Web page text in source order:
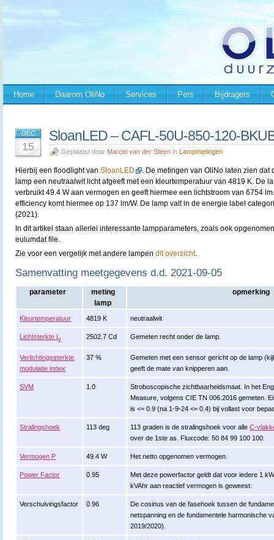
Home Daarom OliNo Services Pers Bijdragers
DEC
15
SloanLED – CAFL-50U-850-120-
Geplaatst door Marcel van der Steen in Lampmetingen
Hierbij een floodlight van SloanLED
. De metingen van OliNo laten zien dat
lamp een neutraalwit licht afgeeft met een kleurtemperatuur van 4819 K. De
verbruikt 49.4 W aan vermogen en geeft hiermee een lichtstroom van 6754
efficiency komt hiermee op 137 lm/W. De lamp valt in de energie label
(2021).
In dit artikel staan allerlei interessante lampparameters, zoals ook
eulumdat file.
Zie voor een vergelijk met andere lampen dit overzicht.
Samenvatting meetgegevens d.d. 2021-09-05
parameter
meting
lamp
opmerking
Kleurtemperatuur 4819 K neutraalwit
Lichtsterkte Iv 2502.7 Cd Gemeten recht onder de lamp.
Verlichtingssterkte
modulatie index
37 %
Gemeten met een sensor gericht op de lamp
geeft de mate van knipperen aan.
SVM 1.0
Stroboscopische zichtbaarheidsmaat. In het
Measure, volgens CIE TN 006:2016 gemeten.
is <= 0.9 (na 1-9-24 <= 0.4) bij vollast voor
Stralingshoek 113 deg 113 graden is de stralingshoek voor alleC-
over de 1ste as. Fluxcode: 50 84 99 100 100.
Vermogen P 49.4 W Het netto opgenomen vermogen.
Power Factor 0.95
Met deze powerfactor geldt dat voor iedere 1
kVAhr aan reactief vermogen is geweest.
Verschuivingsfactor 0.96
De cosinus van de fasehoek tussen de
netspanning en de fundamentele harmonische
2019/2020).